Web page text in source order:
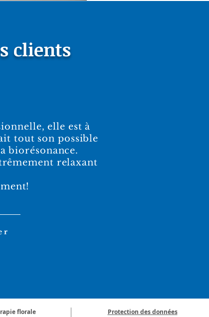
clients
elle est à
tout son possible
biorésonance.
relaxant
florale Protection des données